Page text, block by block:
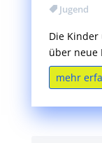
Jugend
Die
über neue
mehr